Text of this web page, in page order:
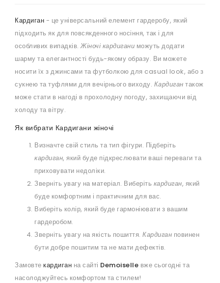
Кардиган - це універсальний елемент гардеробу, який
підходить як для повсякденного носіння, так і для
особливих випадків. Жіночі кардигани можуть додати
шарму та елегантності будь-якому образу. Ви можете
носити їх з джинсами та футболкою для casual look, або з
сукнею та туфлями для вечірнього виходу. Кардиган також
може стати в нагоді в прохолодну погоду, захищаючи від
холоду та вітру.
Як вибрати Кардигани жіночі
Визначте свій стиль та тип фігури. Підберіть
кардиган, який буде підкреслювати ваші переваги та
приховувати недоліки.
Зверніть увагу на матеріал. Виберіть кардиган, який
буде комфортним і практичним для вас.
Виберіть колір, який буде гармоніювати з вашим
гардеробом.
Зверніть увагу на якість пошиття. Кардиган повинен
бути добре пошитим та не мати дефектів.
Замовте кардиган на сайті Demoiselle вже сьогодні та
насолоджуйтесь комфортом та стилем!